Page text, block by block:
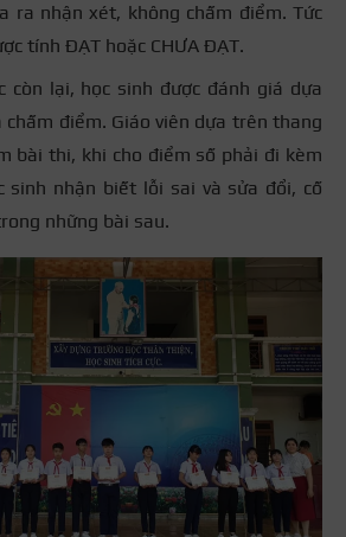
ra nhận xét, không chấm điểm. Tức
tính ĐẠT hoặc CHƯA ĐẠT.
còn lại, học sinh được đánh giá dựa
điểm. Giáo viên dựa trên thang
bài thi, khi cho điểm số phải đi kèm
sinh nhận biết lỗi sai và sửa đổi, cố
những bài sau.